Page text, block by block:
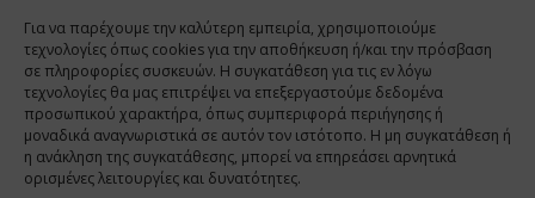
Για να παρέχουμε την καλύτερη εμπειρία, χρησιμοποιούμε
τεχνολογίες όπως cookies για την αποθήκευση ή/και την πρόσβαση
σε πληροφορίες συσκευών. Η συγκατάθεση για τις εν λόγω
τεχνολογίες θα μας επιτρέψει να επεξεργαστούμε δεδομένα
προσωπικού χαρακτήρα, όπως συμπεριφορά περιήγησης ή
μοναδικά αναγνωριστικά σε αυτόν τον ιστότοπο. Η μη συγκατάθεση ή
η ανάκληση της συγκατάθεσης, μπορεί να επηρεάσει αρνητικά
ορισμένες λειτουργίες και δυνατότητες.
www.PharmaManage.gr • www.HealthExpo.gr • www.YO.gr
•
www.GreekShares.com • www.eLearning-
PharmaManage.gr • www.Charami-SA.gr